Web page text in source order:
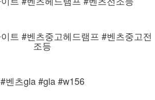
트 #벤츠중고헤드램프 #벤츠중고전
조등
#벤츠gla #gla #w156